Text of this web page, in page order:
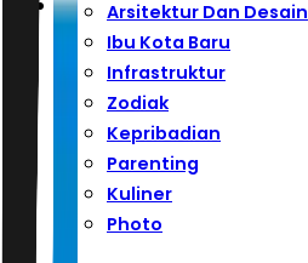
Arsitektur Dan Desain
Ibu Kota Baru
Infrastruktur
Zodiak
Kepribadian
Parenting
Kuliner
Photo